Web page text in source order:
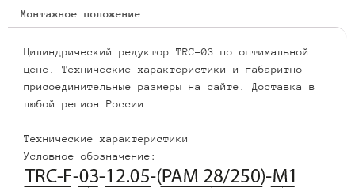
Монтажное положение
Цилиндрический редуктор TRC-03 по оптимальной
цене. Технические характеристики и габаритно
присоединительные размеры на сайте. Доставка в
любой регион России.
Технические характеристики
Условное обозначение: